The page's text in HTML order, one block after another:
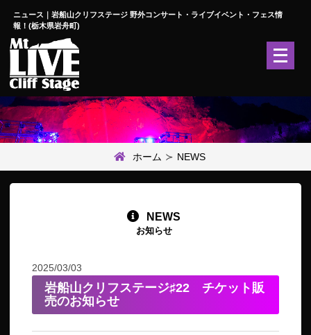
ニュース｜岩船山クリフステージ 野外コンサート・ライブイベント・フェス情
報！(栃木県岩舟町)
メ
ニ
を
開
く
ホーム
NEWS
NEWS
お知らせ
2025/03/03
岩船山クリフステージ♯22 チケット販
売のお知らせ